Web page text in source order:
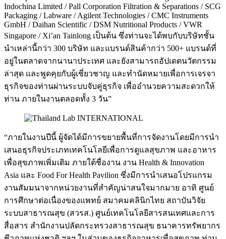
Indochina Limited / Pall Corporation Filtration & Separations / SCG
Packaging / Labware / Agilent Technologies / CMC Instruments
GmbH / Daihan Scientific / DSM Nutritional Products / VWR
Singapore / Xi’an Tainlong เป็นต้น ซึ่งท่านจะได้พบกับบริษัทชั้น
นำเหล่านี้กว่า 300 บริษัท และแบรนด์สินค้ากว่า 500+ แบรนด์ที่
อยู่ในตลาดจากนานาประเทศ และยังสามารถอัปเดตนวัตกรรม
ล่าสุด และพูดคุยกับผู้เชี่ยวชาญ และทำนัดหมายเพื่อการเจรจา
ธุรกิจของท่านผ่านระบบจับคู่ธุรกิจ เพื่ออำนวยความสะดวกให้
ท่าน ภายในงานตลอดทั้ง 3 วัน”
“ภายในงานปีนี้ ผู้จัดได้มีการขยายพื้นที่การจัดงานโดยมีการนำ
เสนอธุรกิจประเภทเทคโนโลยีเพื่อการดูแลสุขภาพ และอาหาร
เพื่อสุขภาพเพิ่มเติม ภายใต้ชื่องาน งาน Health & Innovation
Asia และ Food For Health Pavilion ซึ่งมีการนำเสนอโปรแกรม
งานสัมมนาจากหน่วยงานที่สำคัญน่าสนใจมากมาย อาทิ ศูนย์
การศึกษาต่อเนื่องของแพทย์ สมาคมคลินิกไทย สถาบันวิจัย
ระบบสาธารณสุข (สวรส.) ศูนย์เทคโนโลยีสารสนเทศและการ
สื่อสาร สํานักงานปลัดกระทรวงสาธารณสุข ธนาคารทรัพยากร